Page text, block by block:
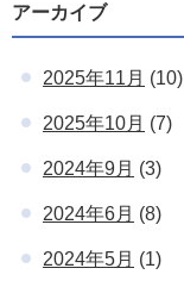
アーカイブ
2025年11月 (10)
2025年10月 (7)
2024年9月 (3)
2024年6月 (8)
2024年5月 (1)